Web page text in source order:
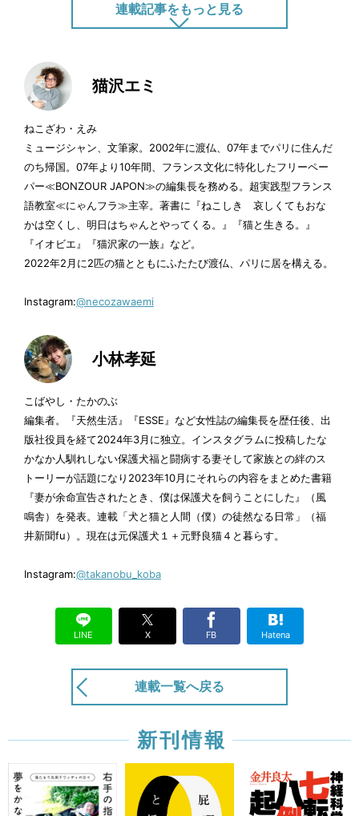
連載記事をもっと見る
2/22 公開終了
熱帯雨林の中で溶けていった、生への執着と時間
の感覚【猫沢エミ×小林孝延・往復書簡6】
1/25 公開終了
私も地球も、50億年後にはみんな死んでしまうか
ら【猫沢エミ×小林孝延・往復書簡5】
12/28 公開終了
緩和ケア病棟で妻と過ごした、別れの日までの
「いつもの日常」【猫沢エミ×小林孝延・往復書
11/23 公開終了
10/26 公開終了
死を「準備」して受け入れてしまったことへの違
和感と後悔【猫沢エミ×小林孝延・往復書簡2】
9/28
出会って20年……今、それぞれの喪失を経て言葉
を交わすということ 【猫沢エミ×小林孝延・往
復書簡１】
8/24
猫沢エミ
ねこざわ・えみ
ミュージシャン、文筆家。2002年に渡仏、07年までパリに住んだ
のち帰国。07年より10年間、フランス文化に特化したフリーペー
パー≪BONZOUR JAPON≫の編集長を務める。超実践型フランス
語教室≪にゃんフラ≫主宰。著書に『ねこしき 哀しくてもおな
かは空くし、明日はちゃんとやってくる。』『猫と生きる。』
『イオビエ』『猫沢家の一族』など。
2022年2月に2匹の猫とともにふたたび渡仏、パリに居を構える。
Instagram:@necozawaemi
小林孝延
こばやし・たかのぶ
編集者。『天然生活』『ESSE』など女性誌の編集長を歴任後、出
版社役員を経て2024年3月に独立。インスタグラムに投稿したな
かなか人馴れしない保護犬福と闘病する妻そして家族との絆のス
トーリーが話題になり2023年10月にそれらの内容をまとめた書籍
『妻が余命宣告されたとき、僕は保護犬を飼うことにした』（風
鳴舎）を発表。連載「犬と猫と人間（僕）の徒然なる日常」（福
井新聞fu）。現在は元保護犬１＋元野良猫４と暮らす。
Instagram:@takanobu_koba
LINE X FB Hatena
連載一覧へ戻る
新刊情報